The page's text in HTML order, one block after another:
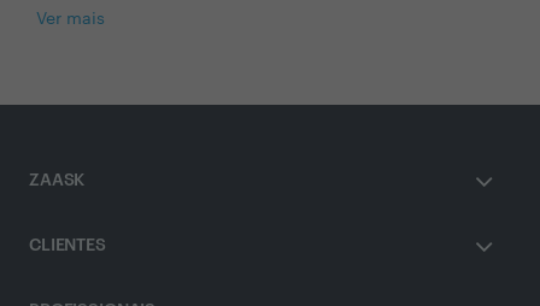
Ver mais
ZAASK
CLIENTES